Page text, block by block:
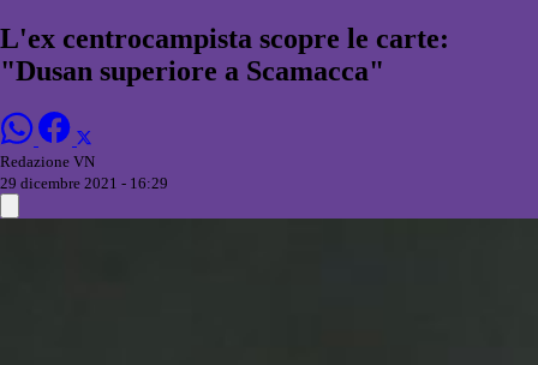
L'ex centrocampista scopre le carte:
"Dusan superiore a Scamacca"
Redazione VN
29 dicembre 2021 - 16:29